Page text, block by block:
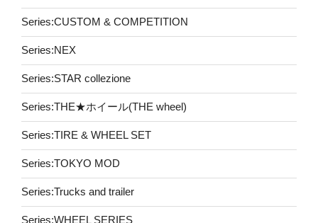
Series:CUSTOM & COMPETITION
Series:NEX
Series:STAR collezione
Series:THE★ホイール(THE wheel)
Series:TIRE & WHEEL SET
Series:TOKYO MOD
Series:Trucks and trailer
Series:WHEEL SERIES